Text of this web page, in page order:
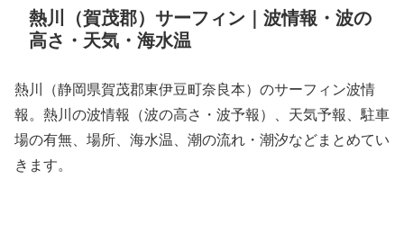
熱川（賀茂郡）サーフィン｜波情報・波の
高さ・天気・海水温
熱川（静岡県賀茂郡東伊豆町奈良本）のサーフィン波情
報。熱川の波情報（波の高さ・波予報）、天気予報、駐車
場の有無、場所、海水温、潮の流れ・潮汐などまとめてい
きます。